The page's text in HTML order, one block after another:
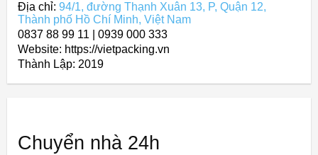
Địa chỉ: 94/1, đường Thạnh Xuân 13, P, Quận 12,
Thành phố Hồ Chí Minh, Việt Nam
0837 88 99 11 | 0939 000 333
Website: https://vietpacking.vn
Thành Lập: 2019
Chuyển nhà 24h